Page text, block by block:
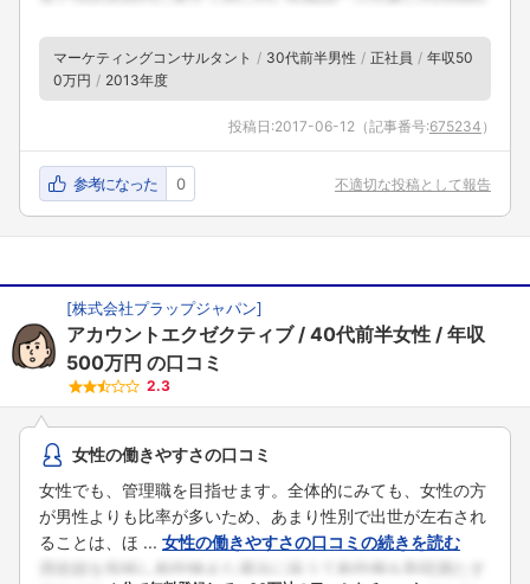
マーケティングコンサルタント 30代前半男性 正社員
年収50
0万円
2013年度
投稿日:2017-06-12 （記事番号:675234 ）
参考になった 0 不適切な投稿として報告
[株式会社プラップジャパン]
アカウントエクゼクティブ 40代前半女性
年収
500万円 の口コミ
2.3
女性の働きやすさの口コミ
女性でも、管理職を目指せます。全体的にみても、女性の方
が男性よりも比率が多いため、あまり性別で出世が左右され
ることは、ほ ... 女性の働きやすさの口コミの続きを読む